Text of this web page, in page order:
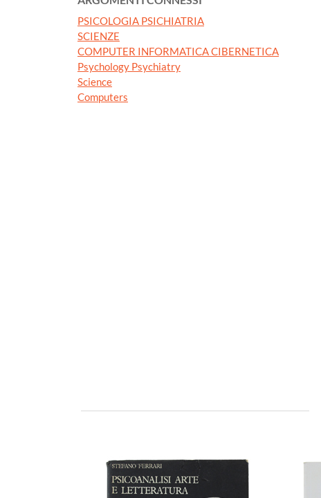
PSICOLOGIA PSICHIATRIA
SCIENZE
COMPUTER INFORMATICA CIBERNETICA
Psychology Psychiatry
Science
Computers